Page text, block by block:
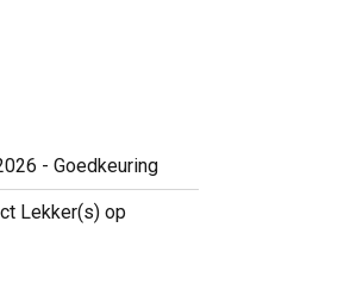
- Goedkeuring
Lekker(s) op